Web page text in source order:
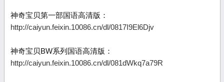
神奇宝贝第一部国语高清版：
http://caiyun.feixin.10086.cn/dl/0817I9El6Djv
神奇宝贝BW系列国语高清版：
http://caiyun.feixin.10086.cn/dl/081dWkq7a79R